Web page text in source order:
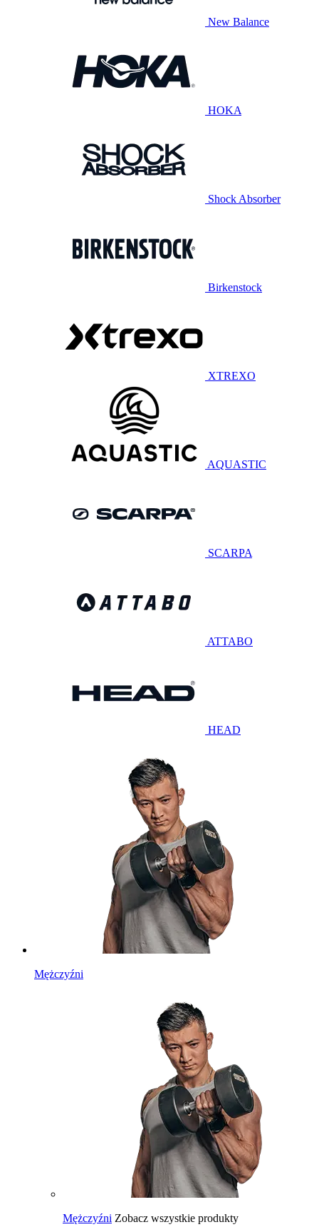
New Balance
HOKA
Shock Absorber
Birkenstock
XTREXO
AQUASTIC
SCARPA
ATTABO
HEAD
Mężczyźni
Mężczyźni Zobacz wszystkie produkty